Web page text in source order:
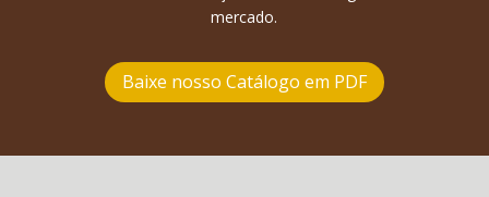
mercado.
Baixe nosso Catálogo em PDF